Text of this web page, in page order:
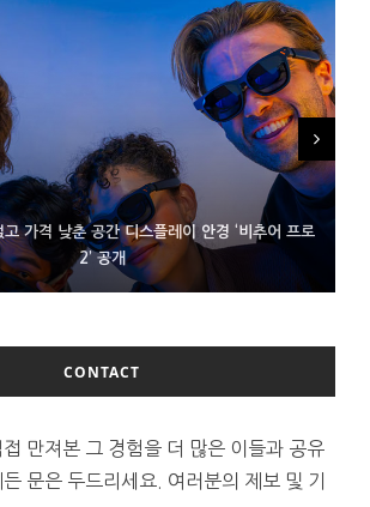
가격 낮춘 공간 디스플레이 안경 ‘비추어 프로
2’ 공개
달러어치 아이폰18 프로세서 패키징 대기 중
달러 반지형 스피커 준비하는 오픈AI
CONTACT
만져본 그 경험을 더 많은 이들과 공유
문은 두드리세요. 여러분의 제보 및 기